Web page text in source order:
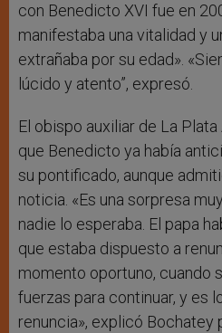
con Benedicto XVI fue en
manifestaba una vitalidad y
extrañaba por su edad».
lúcido y atento”, expresó.
El obispo auxiliar de La
que Benedicto ya había
su pontificado, aunque
noticia. «Es una sorpresa
nadie lo esperaba. El papa
que estaba dispuesto a
momento oportuno, cuando
fuerzas para continuar, y es
renuncia», explicó Bochatey